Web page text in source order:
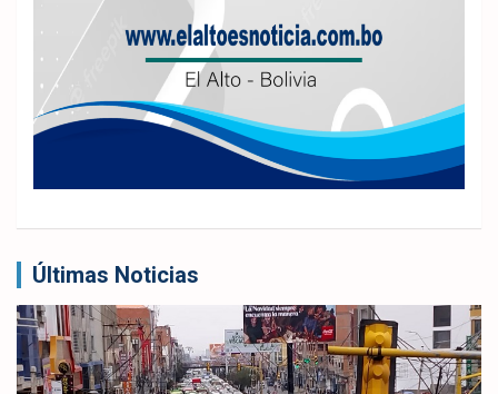
Últimas Noticias